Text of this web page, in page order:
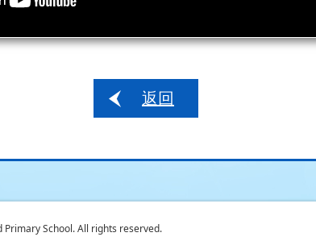
返回
School. All rights reserved.